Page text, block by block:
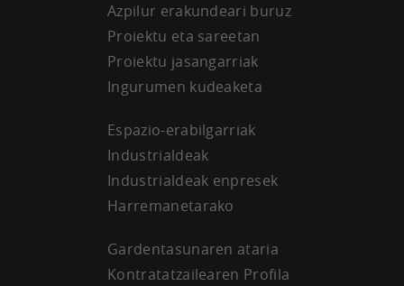
Azpilur erakundeari buruz
Proiektu eta sareetan
Proiektu jasangarriak
Ingurumen kudeaketa
Espazio-erabilgarriak
Industrialdeak
Industrialdeak enpresek
Harremanetarako
Gardentasunaren ataria
Kontratatzailearen Profila